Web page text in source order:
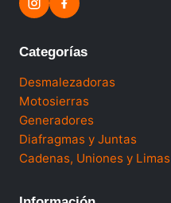
Categorías
Desmalezadoras
Motosierras
Generadores
Diafragmas y Juntas
Cadenas, Uniones y Limas